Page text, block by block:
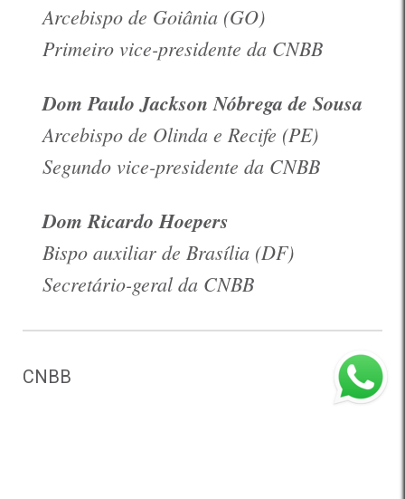
Arcebispo de Goiânia (GO)
Primeiro vice-presidente da CNBB
Dom Paulo Jackson Nóbrega de Sousa
Arcebispo de Olinda e Recife (PE)
Segundo vice-presidente da CNBB
Dom Ricardo Hoepers
Bispo auxiliar de Brasília (DF)
Secretário-geral da CNBB
CNBB